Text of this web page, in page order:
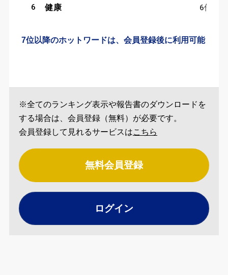
6 健康 6件
7位以降のホットワードは、会員登録後に利用可能
※全てのランキング表示や報告書のダウンロードを
する場合は、会員登録（無料）が必要です。
会員登録して見れるサービスはこちら
無料会員登録
ログイン